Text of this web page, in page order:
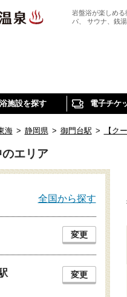
岩盤浴が楽しめ
パ、 サウナ、銭
施設を探す 電子チケ
海 > 静岡県 > 御門台駅 > 【ク
エリア
全国から探す
変更
変更